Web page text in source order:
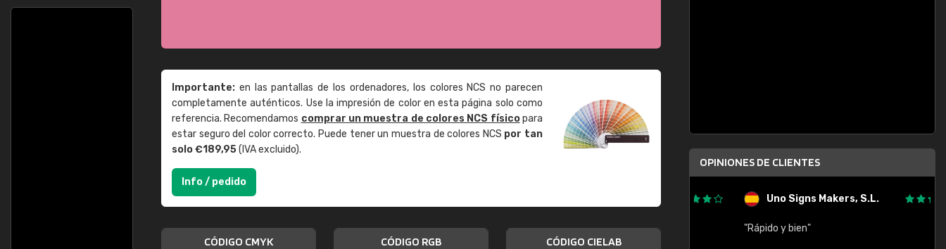
Importante: en las pantallas de los ordenadores, los colores NCS no parecen
completamente auténticos. Use la impresión de color en esta página solo como
referencia. Recomendamos comprar un muestra de colores NCS físicopara
estar seguro del color correcto. Puede tener un muestra de colores NCS por tan
solo €189,95(IVA excluido).
Info / pedido
CÓDIGO CMYK CÓDIGO RGB CÓDIGO CIELAB
OPINIONES DE CLIENTES
"Buen servicio. No obstante No es fácil
encontrar/comprar lo que se busca"
Uno Signs Makers, S.L.
"Rápido y bien"